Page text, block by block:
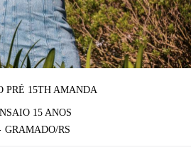
PRÉ 15TH AMANDA
15 ANOS
GRAMADO/RS